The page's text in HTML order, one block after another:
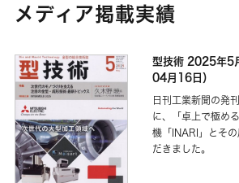
メディア掲載実績
型技術 2025年5
04月16日）
日刊工業新聞の発
に、「卓上で極め
機「INARI」とそ
だきました。